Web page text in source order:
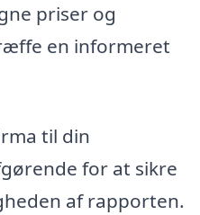
priser og
en informeret
til din
for at sikre
af rapporten.